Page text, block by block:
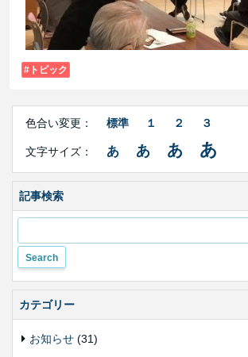
トピック
Right
Contents
合
変
色合い変更： 標準 １ ２ ３
文字サイズ： あ あ あ あ
記事検索
カテゴリー
お知らせ (31)